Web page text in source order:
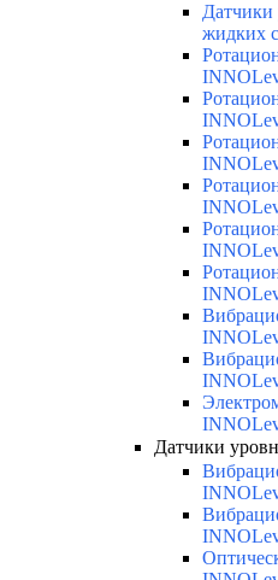
Датчики
жидких
Датчики